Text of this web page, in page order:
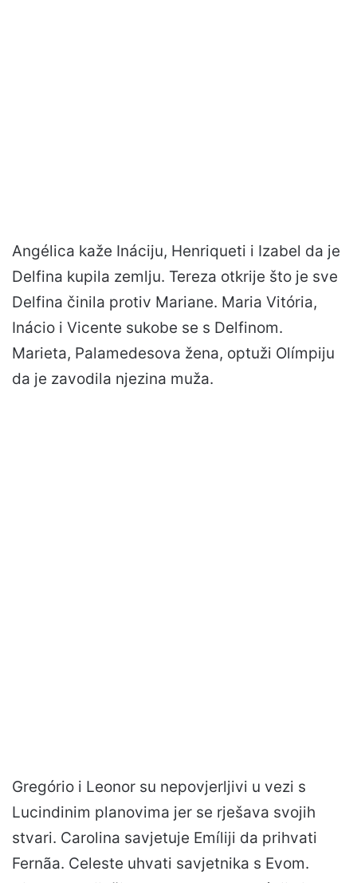
Angélica kaže Ináciju, Henriqueti i Izabel da je
Delfina kupila zemlju. Tereza otkrije što je sve
Delfina činila protiv Mariane. Maria Vitória,
Inácio i Vicente sukobe se s Delfinom.
Marieta, Palamedesova žena, optuži Olímpiju
da je zavodila njezina muža.
Gregório i Leonor su nepovjerljivi u vezi s
Lucindinim planovima jer se rješava svojih
stvari. Carolina savjetuje Emíliji da prihvati
Fernãa. Celeste uhvati savjetnika s Evom.